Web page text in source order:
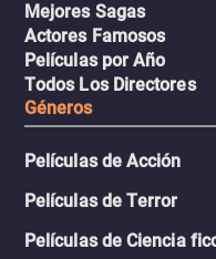
Mejores Sagas
Actores Famosos
Películas por Año
Todos Los Directores
Géneros
Películas de Acción
Películas de Terror
Películas de Ciencia